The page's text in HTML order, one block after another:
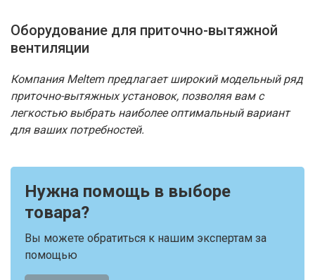
Оборудование для приточно-вытяжной
вентиляции
Компания Meltem предлагает широкий модельный ряд
приточно-вытяжных установок, позволяя вам с
легкостью выбрать наиболее оптимальный вариант
для ваших потребностей.
Нужна помощь в выборе
товара?
Вы можете обратиться к нашим экспертам за
помощью